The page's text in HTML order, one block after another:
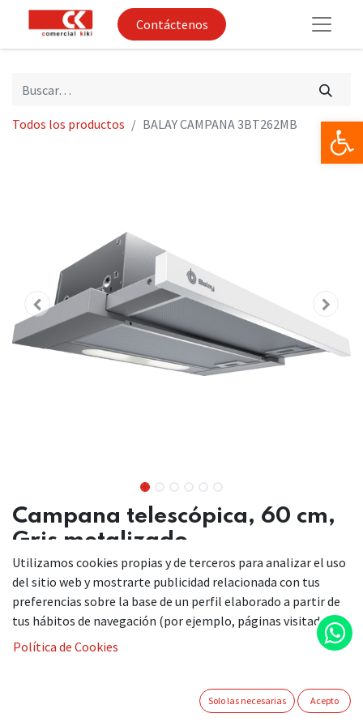
Contáctenos
Todos los productos BALAY CAMPANA 3BT262MB
Campana telescópica, 60 cm,
Gris metalizado
3BT262MB
Esta campana telescópica de diseño discreto queda
prácticamente oculta en el mueble de cocina.
Campana telescópica discreta en el diseño y también en
Gracias a su control mecánico, accederás cómodamente
Utilizamos cookies propias y de terceros para analizar el uso
del sitio web y mostrarte publicidad relacionada con tus
preferencias sobre la base de un perfil elaborado a partir de
tus hábitos de navegación (por ejemplo, páginas visitadas).
Política de Cookies
Solo las necesarias Acepto